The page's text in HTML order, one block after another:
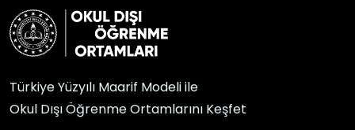
Türkiye Yüzyılı Maarif Modeli ile
Okul Dışı Öğrenme Ortamlarını Keşfet